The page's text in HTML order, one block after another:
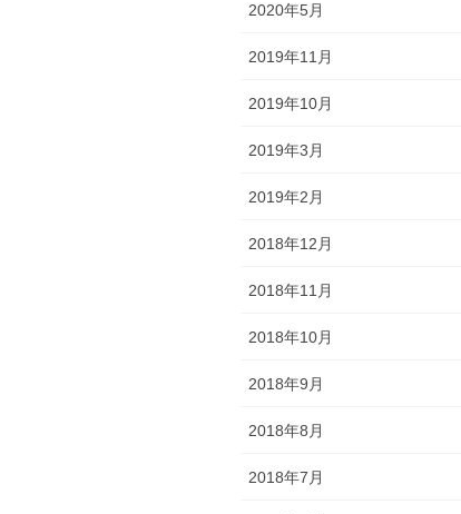
2020年5月
2019年11月
2019年10月
2019年3月
2019年2月
2018年12月
2018年11月
2018年10月
2018年9月
2018年8月
2018年7月